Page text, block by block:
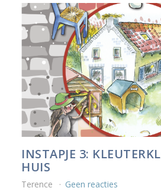
INSTAPJE 3:
HUIS
Terence Geen reacties